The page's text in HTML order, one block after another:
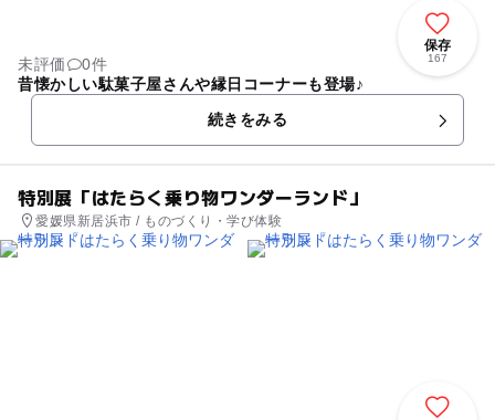
保存
167
未評価
0件
昔懐かしい駄菓子屋さんや縁日コーナーも登場♪
続きをみる
特別展「はたらく乗り物ワンダーランド」
愛媛県新居浜市 / ものづくり・学び体験